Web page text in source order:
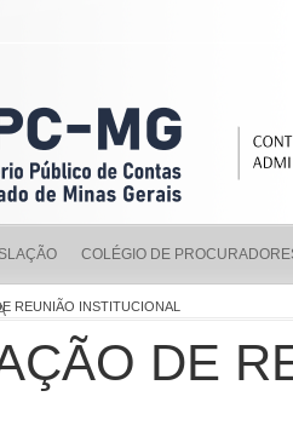
COLÉGIO DE
REUNIÃO INSTITUCIONAL
DE